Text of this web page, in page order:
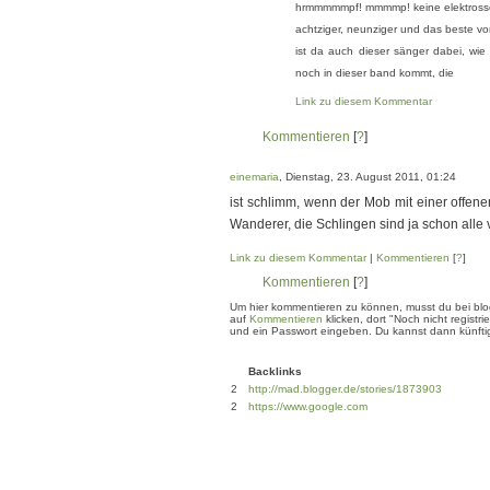
hrmmmmmpf! mmmmp! keine
achtziger, neunziger und das beste
ist da auch dieser sänger dabei,
noch in dieser band kommt, die
Link zu diesem Kommentar
Kommentieren [?]
einemaria , Dienstag, 23. August 2011, 01:24
ist schlimm, wenn der Mob mit einer
Wanderer, die Schlingen sind ja schon alle
Link zu diesem Kommentar| Kommentieren [?]
Kommentieren [?]
Um hier kommentieren zu können, musst du bei
auf Kommentieren klicken, dort "Noch nicht
und ein Passwort eingeben. Du kannst dann
Backlinks
2
http://mad.blogger.de/stories/1873903
2
https://www.google.com